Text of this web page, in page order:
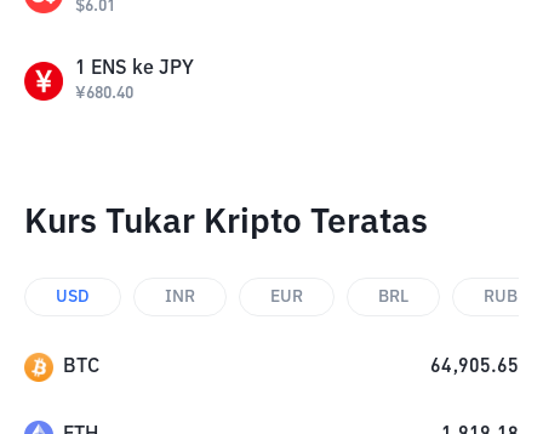
$6.01
1 ENS ke JPY
¥680.40
Kurs Tukar Kripto Teratas
USD INR EUR BRL RUB
BTC 64,905.65